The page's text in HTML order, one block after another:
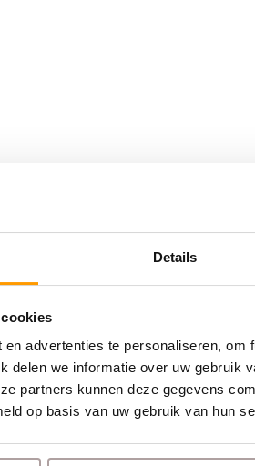
Details
advertenties te personaliseren,
delen we informatie over uw gebruik
partners kunnen deze gegevens
op basis van uw gebruik van hun